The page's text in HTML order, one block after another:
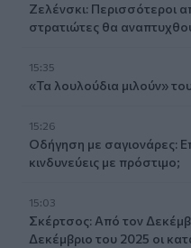
Ζελένσκι: Περισσότεροι
στρατιώτες θα
15:35
«Τα λουλούδια μιλούν»
15:26
Οδήγηση με σαγιονάρες:
κινδυνεύεις με πρόστιμο;
15:03
Σκέρτσος: Από τον
Δεκέμβριο του 2025 οι